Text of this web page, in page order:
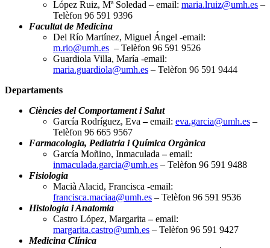
López Ruiz, Mª Soledad – email: maria.lruiz@umh.es –
Telèfon 96 591 9396
Facultat de Medicina
Del Río Martínez, Miguel Ángel -email:
m.rio@umh.es – Telèfon 96 591 9526
Guardiola Villa, María -email:
maria.guardiola@umh.es – Telèfon 96 591 9444
Departaments
Ciències del Comportament i Salut
García Rodríguez, Eva–email: eva.garcia@umh.es –
Telèfon 96 665 9567
Farmacologia, Pediatria i Química Orgànica
García Moñino, Inmaculada–email:
inmaculada.garcia@umh.es – Telèfon 96 591 9488
Fisiologia
Macià Alacid, Francisca -email:
francisca.maciaa@umh.es – Telèfon 96 591 9536
Histologia i Anatomia
Castro López, Margarita–email:
margarita.castro@umh.es – Telèfon 96 591 9427
Medicina Clínica